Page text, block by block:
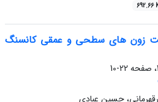
692.66
زون های سطحی و عمقی کانسنگ
22-10
حسین عبادی